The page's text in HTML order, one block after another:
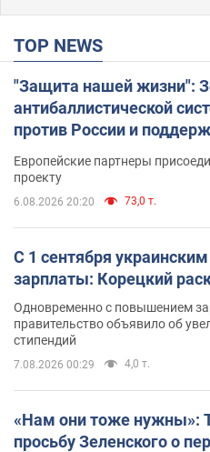
TOP NEWS
"Защита нашей жизни":
антибаллистической
против России и
Европейские партнеры
проекту
6.08.2026 20:20 73,0 т.
С 1 сентября
зарплаты: Корецкий
Одновременно с повышением
правительство объявило об
стипендий
7.08.2026 00:29 4,0 т.
«Нам они тоже нужны»:
просьбу Зеленского о